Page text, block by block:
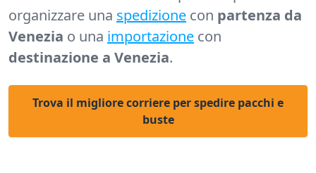
organizzare una spedizione con partenza da
Venezia o una importazione con
destinazione a Venezia.
Trova il migliore corriere per spedire pacchi e
buste